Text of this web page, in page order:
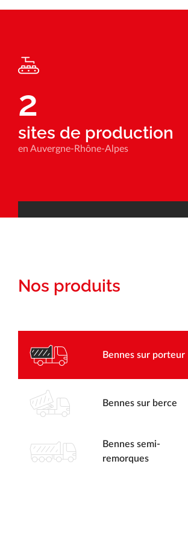
2
sites de production
en Auvergne-Rhône-Alpes
Nos produits
Bennes sur porteur
Bennes sur berce
Bennes semi-
remorques